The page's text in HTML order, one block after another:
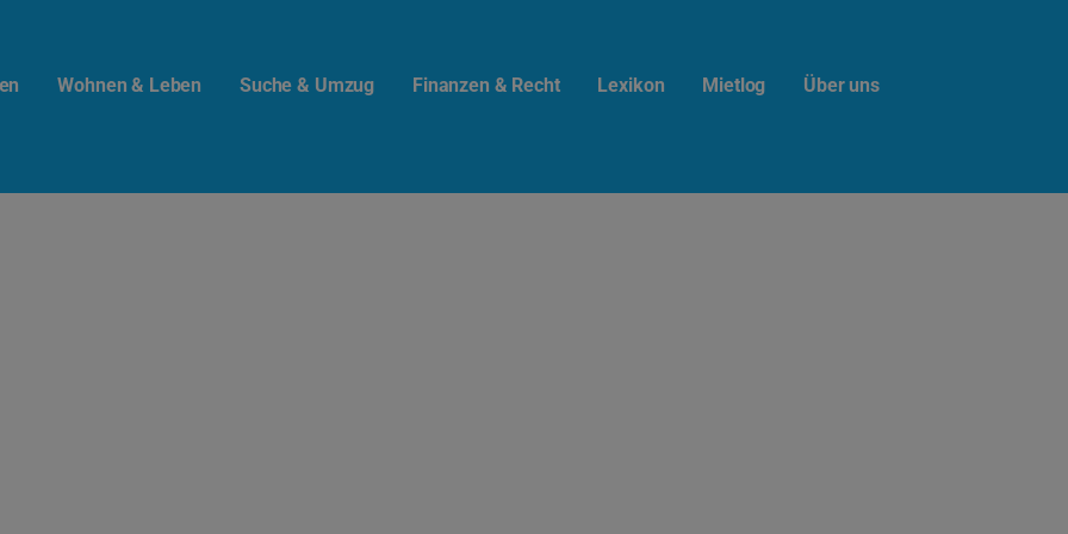
Wohnen & Leben Suche & Umzug Finanzen & Recht Lexikon Mietlog Über uns